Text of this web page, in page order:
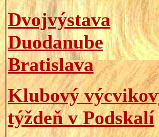
Dvojvýstava
Duodanube
Bratislava
Klubový
týždeň v Podskalí